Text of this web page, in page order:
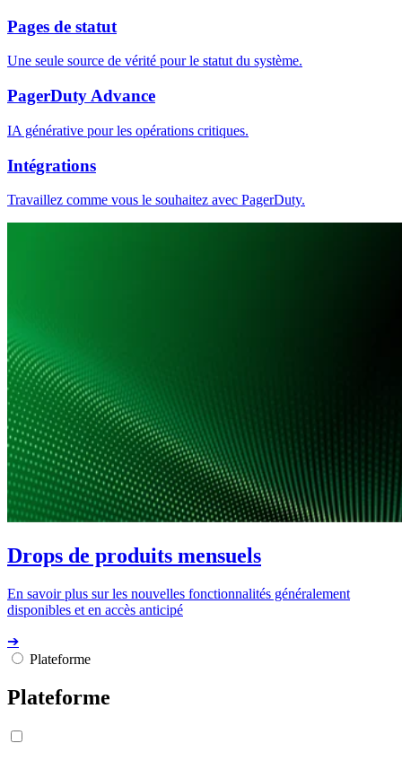
Pages de statut
Une seule source de vérité pour le statut du système.
PagerDuty Advance
IA générative pour les opérations critiques.
Intégrations
Travaillez comme vous le souhaitez avec PagerDuty.
Drops de produits mensuels
En savoir plus sur les nouvelles fonctionnalités généralement
disponibles et en accès anticipé
➔
Plateforme
Plateforme